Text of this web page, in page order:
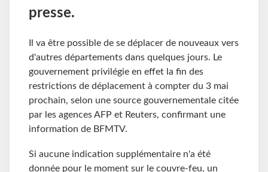
presse.
Il va être possible de se déplacer de nouveaux vers
d'autres départements dans quelques jours. Le
gouvernement privilégie en effet la fin des
restrictions de déplacement à compter du 3 mai
prochain, selon une source gouvernementale citée
par les agences AFP et Reuters, confirmant une
information de BFMTV.
Si aucune indication supplémentaire n'a été
donnée pour le moment sur le couvre-feu, un